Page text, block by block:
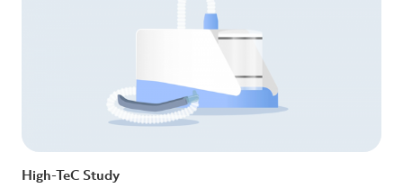
High-TeC Study